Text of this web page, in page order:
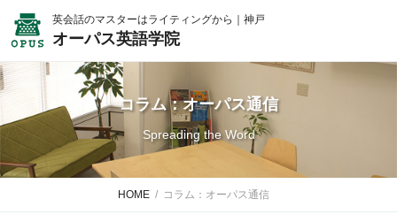
英会話のマスターはライティングから｜神戸
オーパス英語学院
HOME コラム：オーパス通信
コラム：オーパス通信
Spreading the Word